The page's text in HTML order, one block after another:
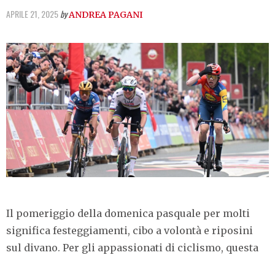
APRILE 21, 2025byANDREA PAGANI
Il pomeriggio della domenica pasquale per molti
significa festeggiamenti, cibo a volontà e riposini
sul divano. Per gli appassionati di ciclismo, questa